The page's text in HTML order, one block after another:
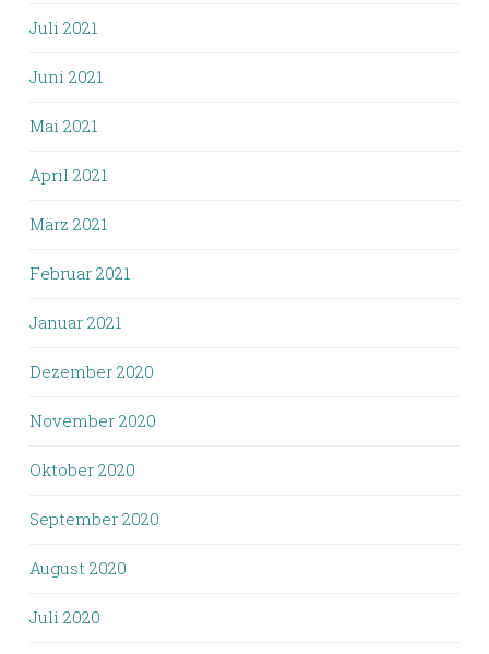
Juli 2021
Juni 2021
Mai 2021
April 2021
März 2021
Februar 2021
Januar 2021
Dezember 2020
November 2020
Oktober 2020
September 2020
August 2020
Juli 2020